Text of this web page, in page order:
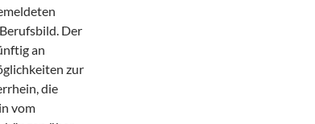
Der
an
zur
die
vom